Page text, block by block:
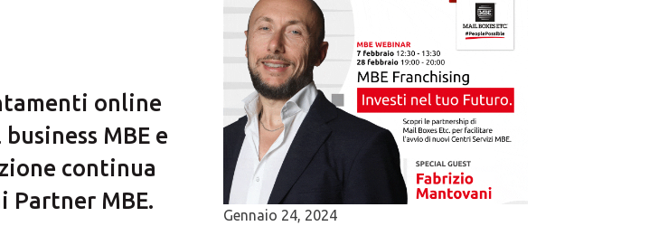
online
MBE e
continua
Partner MBE.
Gennaio 24, 2024